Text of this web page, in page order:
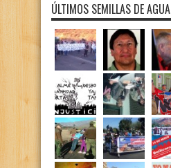
ÚLTIMOS SEMILLAS DE AGUA